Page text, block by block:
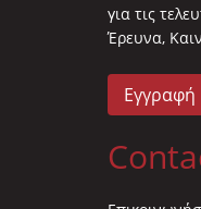
για τις
Έρευνα,
Εγγραφή